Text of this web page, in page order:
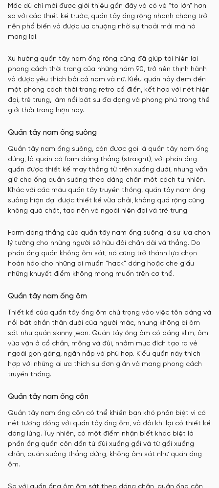
Mặc dù chỉ mới được giới thiệu gần đây và có vẻ “to lớn” hơn
so với các thiết kế trước, quần tây ống rộng nhanh chóng trở
nên phổ biến và được ưa chuộng nhờ sự thoải mái mà nó
mang lại.
Xu hướng quần tây nam ống rộng cũng đã giúp tái hiện lại
phong cách thời trang của những năm 90, trở nên thịnh hành
và được yêu thích bởi cả nam và nữ. Kiểu quần này đem đến
một phong cách thời trang retro cổ điển, kết hợp với nét hiện
đại, trẻ trung, làm nổi bật sự đa dạng và phong phú trong thế
giới thời trang hiện nay.
Quần tây nam ống suông
Quần tây nam ống suông, còn được gọi là quần tây nam ống
đứng, là quần có form dáng thẳng (straight), với phần ống
quần được thiết kế may thẳng từ trên xuống dưới, nhưng vẫn
giữ cho ống quần suông theo dáng chân một cách tự nhiên.
Khác với các mẫu quần tây truyền thống, quần tây nam ống
suông hiện đại được thiết kế vừa phải, không quá rộng cũng
không quá chật, tạo nên vẻ ngoài hiện đại và trẻ trung.
Form dáng thẳng của quần tây nam ống suông là sự lựa chọn
lý tưởng cho những người sở hữu đôi chân dài và thẳng. Do
phần ống quần không ôm sát, nó cũng trở thành lựa chọn
hoàn hảo cho những ai muốn “hack” dáng hoặc che giấu
những khuyết điểm không mong muốn trên cơ thể.
Quần tây nam ống ôm
Thiết kế của quần tây ống ôm chú trọng vào việc tôn dáng và
nổi bật phần thân dưới của người mặc, nhưng không bị ôm
sát như quần skinny jean. Quần tây ống ôm có dáng slim, ôm
vừa vặn ở cổ chân, mông và đùi, nhằm mục đích tạo ra vẻ
ngoài gọn gàng, ngăn nắp và phù hợp. Kiểu quần này thích
hợp với những ai ưa thích sự đơn giản và mang phong cách
truyền thống.
Quần tây nam ống côn
Quần tây nam ống côn có thể khiến bạn khó phân biệt vì có
nét tương đồng với quần tây ống ôm, và đôi khi lại có thiết kế
dáng lửng. Tuy nhiên, có một điểm nhận biết khác biệt là
phần ống quần côn dần từ đùi xuống gối và từ gối xuống
chân, quần suông thẳng đứng, không ôm sát như quần ống
ôm.